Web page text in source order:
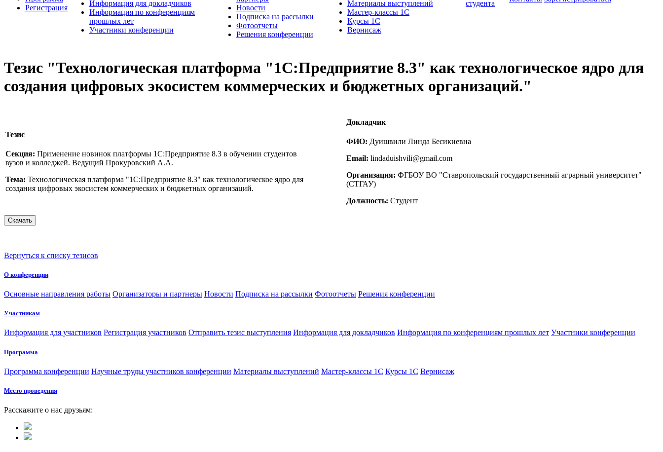
Регистрация
Информация для докладчиков
Информация по конференциям
прошлых лет
Участники конференции
Новости
Подписка на рассылки
Фотоотчеты
Решения конференции
Материалы выступлений
Мастер-классы 1С
Курсы 1С
Вернисаж
студента
Тезис "Технологическая платформа "1С:Предприятие 8.3" как технологическое ядро для
создания цифровых экосистем коммерческих и бюджетных организаций."
Тезис
Секция: Применение новинок платформы 1С:Предприятие 8.3 в обучении студентов
вузов и колледжей. Ведущий Прокуровский А.А.
Тема: Технологическая платформа "1С:Предприятие 8.3" как технологическое ядро для
создания цифровых экосистем коммерческих и бюджетных организаций.
Докладчик
ФИО: Дуишвили Линда Бесикиевна
Email: lindaduishvili@gmail.com
Организация: ФГБОУ ВО "Ставропольский государственный аграрный университет"
(СТГАУ)
Должность: Студент
Вернуться к списку тезисов
О конференции
Основные направления работы Организаторы и партнеры Новости Подписка на рассылки Фотоотчеты Решения конференции
Участникам
Информация для участников Регистрация участников Отправить тезис выступления Информация для докладчиков Информация по конференциям прошлых лет Участники конференции
Программа
Программа конференции Научные труды участников конференции Материалы выступлений Мастер-классы 1С Курсы 1С Вернисаж
Место проведения
Расскажите о нас друзьям: